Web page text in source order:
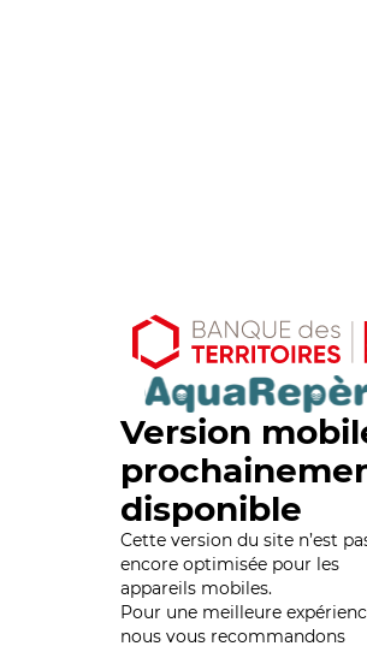
Version
disponible
Cette version du site n’est
encore optimisée pour les
appareils mobiles.
Pour une meilleure
nous vous recommandons